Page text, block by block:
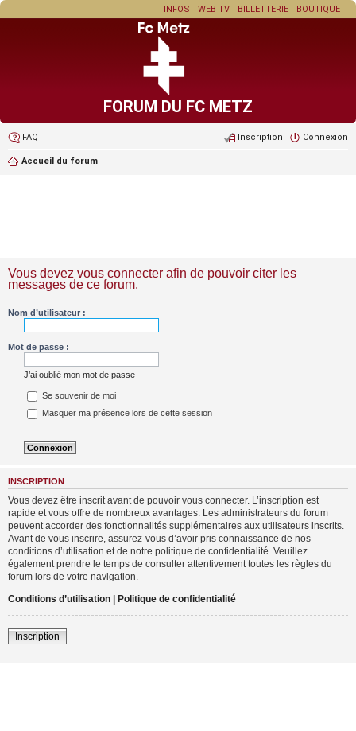
BOUTIQUE
BILLETTERIE
WEB TV
INFOS
FORUM DU FC METZ
FAQ Connexion
Inscription
Accueil du forum
Vous devez vous connecter afin de pouvoir citer les
messages de ce forum.
Nom d’utilisateur :
Mot de passe :
J’ai oublié mon mot de passe
Se souvenir de moi
Masquer ma présence lors de cette session
INSCRIPTION
Vous devez être inscrit avant de pouvoir vous connecter. L’inscription est
rapide et vous offre de nombreux avantages. Les administrateurs du forum
peuvent accorder des fonctionnalités supplémentaires aux utilisateurs inscrits.
Avant de vous inscrire, assurez-vous d’avoir pris connaissance de nos
conditions d’utilisation et de notre politique de confidentialité. Veuillez
également prendre le temps de consulter attentivement toutes les règles du
forum lors de votre navigation.
Conditions d’utilisation | Politique de confidentialité
Inscription